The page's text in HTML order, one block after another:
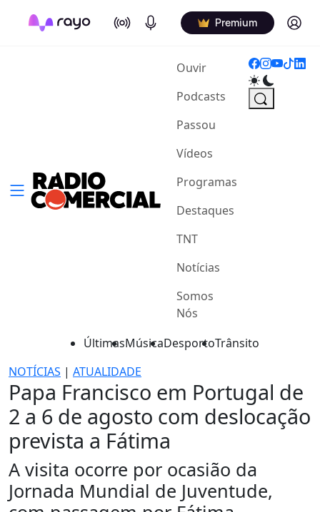
On Air Podcasts Premium Log in
Ouvir(current)
Podcasts
Passou
Vídeos
Programas
Destaques
TNT
Notícias
Somos
Nós
ÚltimasMúsicaDesportoTrânsito
NOTÍCIAS | ATUALIDADE
Papa Francisco em Portugal de
2 a 6 de agosto com deslocação
prevista a Fátima
A visita ocorre por ocasião da
Jornada Mundial de Juventude,